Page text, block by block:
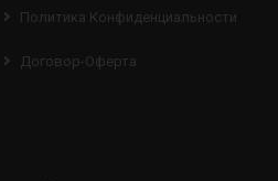
Политика Конфиденциальности
Договор-Оферта